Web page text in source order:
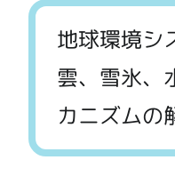
地球環境シ
雲、雪氷、
カニズムの